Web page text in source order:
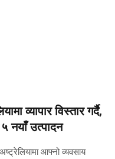
व्यापार विस्तार गर्दै,
नयाँ उत्पादन
आफ्नो व्यवसाय